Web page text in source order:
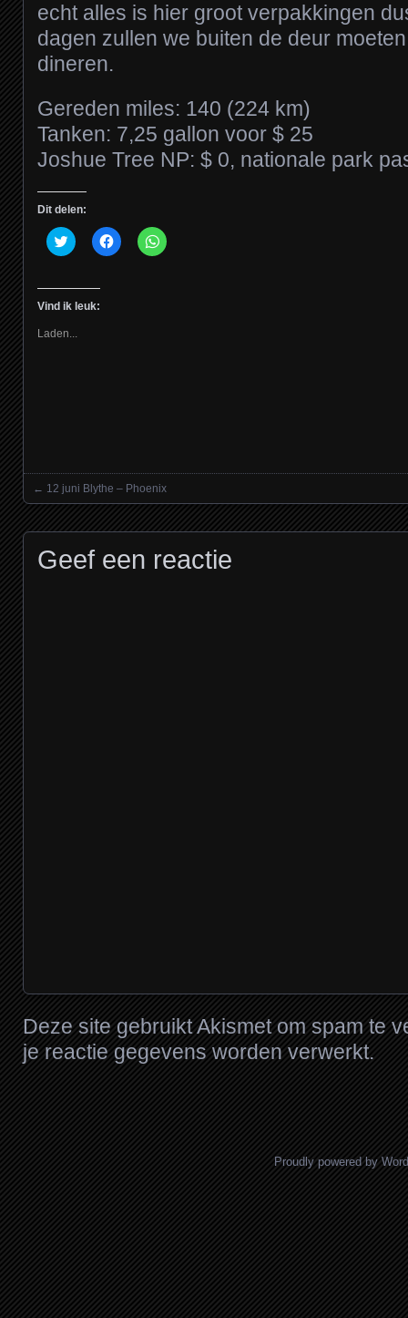
echt alles is hier groot verpakkingen
dagen zullen we buiten de deur
dineren.
Gereden miles: 140 (224 km)
Tanken: 7,25 gallon voor $ 25
Joshue Tree NP: $ 0, nationale park
Dit delen:
Klik
om
met
Twitter
(Wordt
een
Klik
om
Klik
om
Vind ik leuk:
Laden...
Posts navigation
← 12 juni Blythe – Phoenix
Geef een reactie
Deze site gebruikt Akismet om spam te
je reactie gegevens worden verwerkt.
Proudly powered by